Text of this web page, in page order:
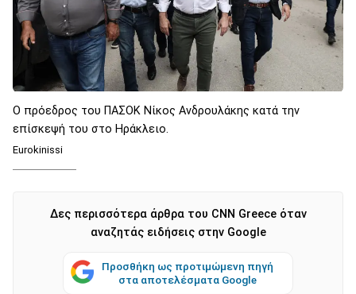
O πρόεδρος του ΠΑΣΟΚ Νίκος Ανδρουλάκης κατά την
επίσκεψή του στο Ηράκλειο.
Eurokinissi
Δες περισσότερα άρθρα του CNN Greece όταν
αναζητάς ειδήσεις στην Google
Προσθήκη ως προτιμώμενη πηγή
στα αποτελέσματα Google